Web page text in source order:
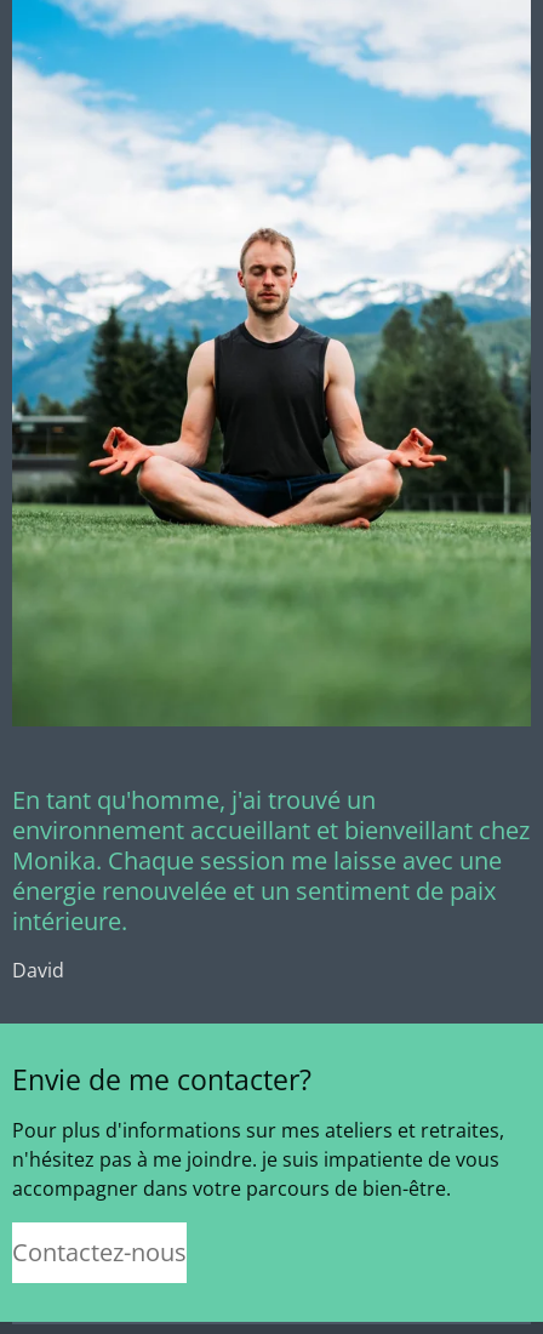
En tant qu'homme, j'ai trouvé un
environnement accueillant et bienveillant chez
Monika. Chaque session me laisse avec une
énergie renouvelée et un sentiment de paix
intérieure.
David
Envie de me contacter?
Pour plus d'informations sur mes ateliers et retraites,
n'hésitez pas à me joindre. je suis impatiente de vous
accompagner dans votre parcours de bien-être.
Contactez-nous